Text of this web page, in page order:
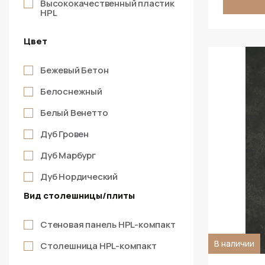
Высококачественный пластик
HPL
Цвет
Бежевый Бетон
Белоснежный
Белый Венетто
Дуб Гровен
Дуб Марбург
Дуб Нордический
Дуб Палисанто
Дуб Сонома
Жемчужно-Серый
Вид столешницы/плиты
Стеновая панель HPL-компакт
Столешница HPL-компакт
В наличии